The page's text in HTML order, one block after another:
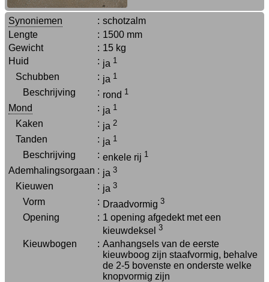
Synoniemen : schotzalm
Lengte
: 1500 mm
Gewicht
: 15 kg
Huid
: ja 1
Schubben : ja 1
Beschrijving : rond 1
Mond : ja 1
Kaken : ja 2
Tanden : ja 1
Beschrijving : enkele rij 1
Ademhalingsorgaan : ja 3
Kieuwen : ja 3
Vorm : Draadvormig 3
Opening : 1 opening afgedekt met een
kieuwdeksel 3
Kieuwbogen : Aanhangsels van de eerste
kieuwboog zijn staafvormig, behalve
de 2-5 bovenste en onderste welke
knopvormig zijn